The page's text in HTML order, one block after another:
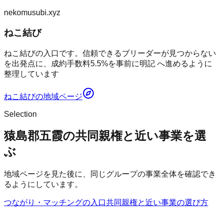
nekomusubi.xyz
ねこ結び
ねこ結びの入口です。信頼できるブリーダーが見つからない
を出発点に、成約手数料5.5%を事前に明記 へ進めるように
整理しています
ねこ結びの地域ページ
Selection
猿島郡五霞の共同親権と近い事業を選
ぶ
地域ページを見た後に、同じグループの事業全体を確認でき
るようにしています。
つながり・マッチングの入口共同親権と近い事業の選び方